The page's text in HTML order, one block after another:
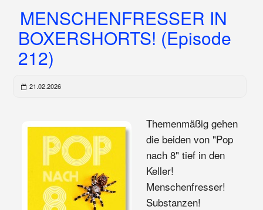
MENSCHENFRESSER IN
BOXERSHORTS! (Episode
212)
21.02.2026
Themenmäßig gehen
die beiden von "Pop
nach 8" tief in den
Keller!
Menschenfresser!
Substanzen!